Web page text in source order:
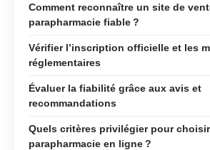
Comment reconnaître un site de
parapharmacie fiable ?
Vérifier l’inscription officielle et les
réglementaires
Évaluer la fiabilité grâce aux avis et
recommandations
Quels critères privilégier pour
parapharmacie en ligne ?